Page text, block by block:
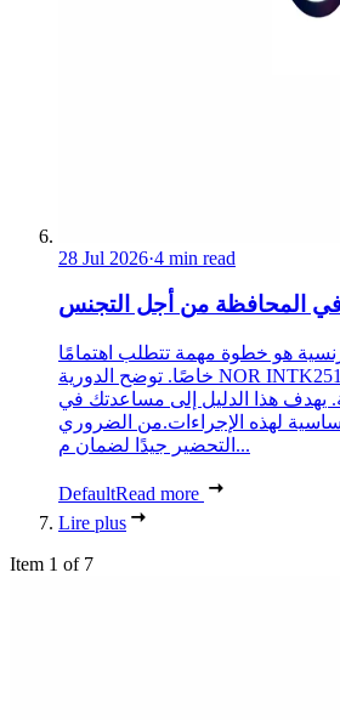
28 Jul 2026·4 min read
المحافظة من أجل التجنس
هو خطوة مهمة تتطلب اهتمامًا
خاصًا. توضح الدورية NOR INTK2513256J بتاريخ 2 مايو 2025
يهدف هذا الدليل إلى مساعدتك في
لهذه الإجراءات.من الضروري
التحضير جيدًا لضمان م...
DefaultRead more
Lire plus
Item 1 of 7